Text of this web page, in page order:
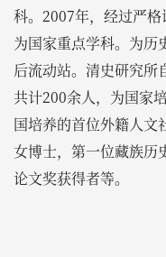
科。2007年，经过严
为国家重点学科。为历
后流动站。清史研究所
共计200余人，为国家
国培养的首位外籍人文
女博士，第一位藏族历
论文奖获得者等。